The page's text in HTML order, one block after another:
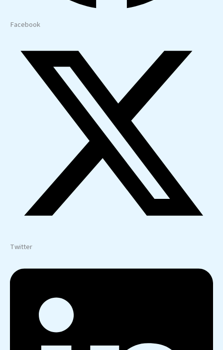
Facebook
Twitter